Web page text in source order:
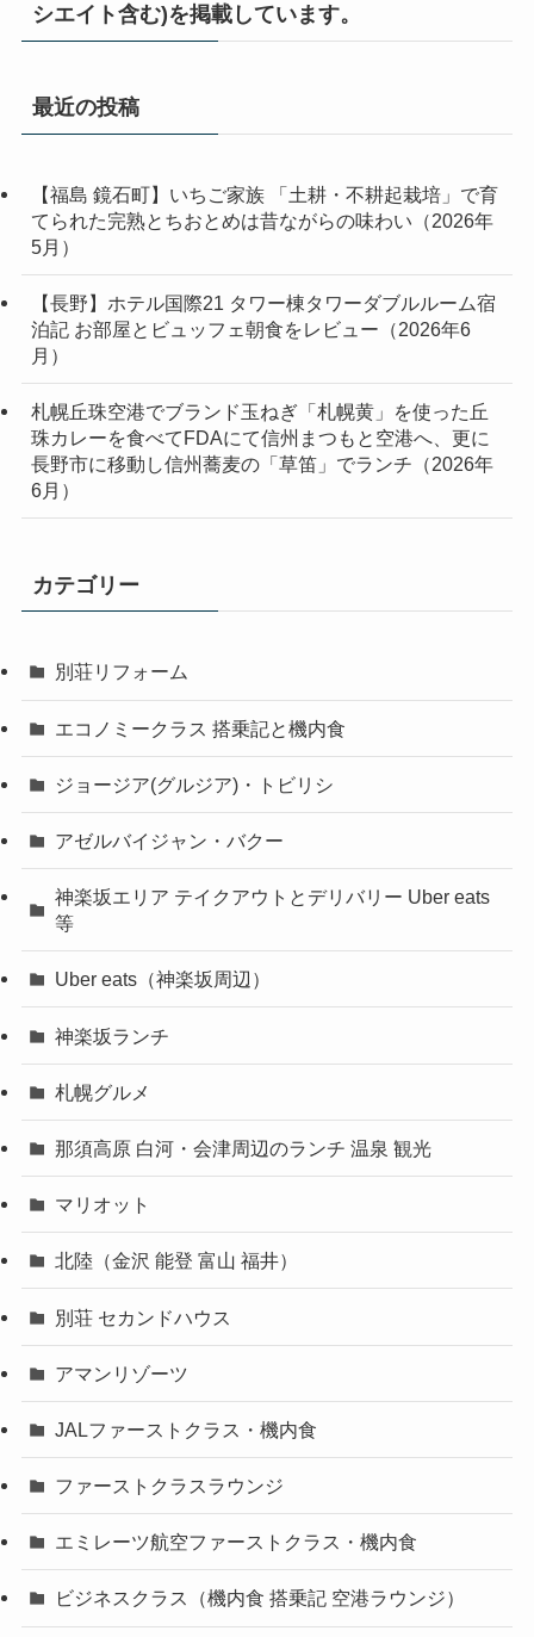
シエイト含む)を掲載しています。
最近の投稿
【福島 鏡石町】いちご家族 「土耕・不耕起栽培」で育
てられた完熟とちおとめは昔ながらの味わい（2026年
5月）
【長野】ホテル国際21 タワー棟タワーダブルルーム宿
泊記 お部屋とビュッフェ朝食をレビュー（2026年6
月）
札幌丘珠空港でブランド玉ねぎ「札幌黄」を使った丘
珠カレーを食べてFDAにて信州まつもと空港へ、更に
長野市に移動し信州蕎麦の「草笛」でランチ（2026年
6月）
カテゴリー
別荘リフォーム
エコノミークラス 搭乗記と機内食
ジョージア(グルジア)・トビリシ
アゼルバイジャン・バクー
神楽坂エリア テイクアウトとデリバリー Uber eats
等
Uber eats（神楽坂周辺）
神楽坂ランチ
札幌グルメ
那須高原 白河・会津周辺のランチ 温泉 観光
マリオット
北陸（金沢 能登 富山 福井）
別荘 セカンドハウス
アマンリゾーツ
JALファーストクラス・機内食
ファーストクラスラウンジ
エミレーツ航空ファーストクラス・機内食
ビジネスクラス（機内食 搭乗記 空港ラウンジ）